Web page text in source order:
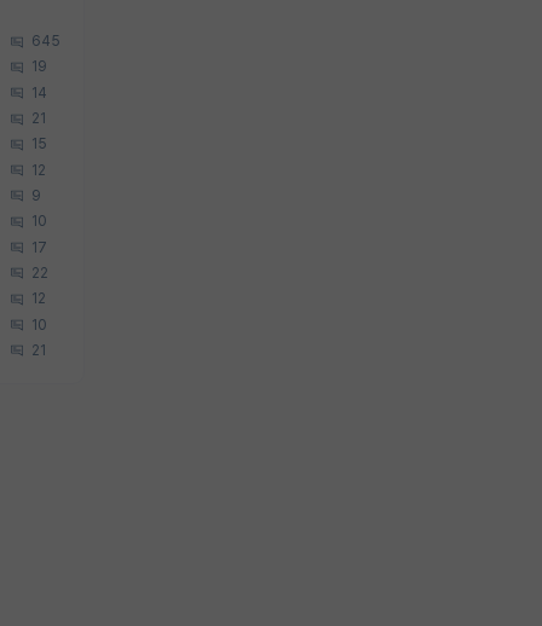
645
19
14
21
15
12
9
10
17
22
12
10
21